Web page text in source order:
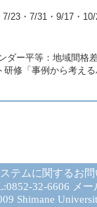
7/23・7/31・9/17
ダー平等：地域間格
修「事例から考え
テムに関するお
32-6606 メー
Shimane